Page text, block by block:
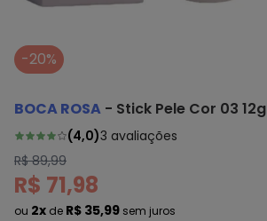
-20%
BOCA ROSA - Stick Pele Cor 03 12g
(4,0)3 avaliações
R$ 89,99
R$ 71,98
ou 2x de R$ 35,99 sem juros